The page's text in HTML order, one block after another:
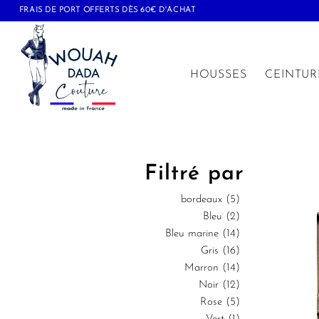
FRAIS DE PORT OFFERTS DÈS 60€ D'ACHAT
HOUSSES
Filtré par
bordeaux (5)
Bleu (2)
Bleu marine (14)
Gris (16)
Marron (14)
Noir (12)
Rose (5)